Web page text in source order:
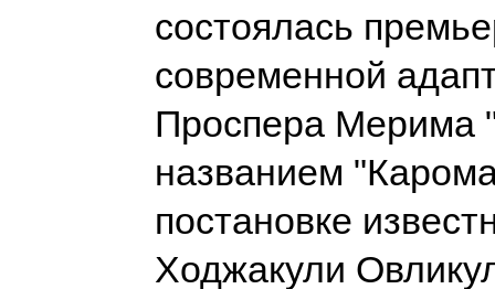
состоялась
современной
Проспера Мерима
названием
постановке
Ходжакули